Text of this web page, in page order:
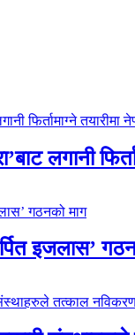
लगानी
इजलास’